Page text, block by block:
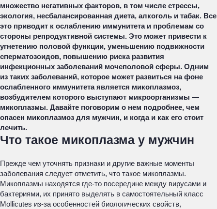
множество негативных факторов, в том числе стрессы,
экология, несбалансированная диета, алкоголь и табак. Все
это приводит к ослаблению иммунитета и проблемам со
стороны репродуктивной системы. Это может привести к
угнетению половой функции, уменьшению подвижности
сперматозоидов, повышению риска развития
инфекционных заболеваний мочеполовой сферы. Одним
из таких заболеваний, которое может развиться на фоне
ослабленного иммунитета является микоплазмоз,
возбудителем которого выступают микроорганизмы —
микоплазмы. Давайте поговорим о нем подробнее, чем
опасен микоплазмоз для мужчин, и когда и как его стоит
лечить.
Что такое микоплазма у мужчин
Прежде чем уточнять признаки и другие важные моменты
заболевания следует отметить, что такое микоплазмы.
Микоплазмы находятся где-то посередине между вирусами и
бактериями, их принято выделять в самостоятельный класс
Mollicutes из-за особенностей биологических свойств,